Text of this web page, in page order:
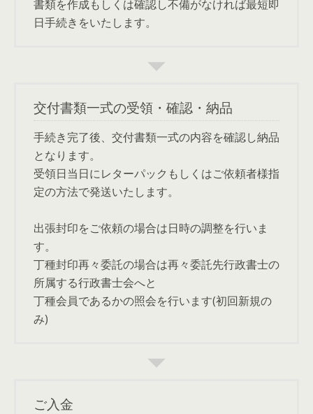
書類を作成もしくは確認し不備がなければ最短即
日手続きをいたします。
交付書類一式の受領・確認・納品
手続き完了後、交付書類一式の内容を確認し納品
となります。
受領日当日にレターパックもしくはご依頼者様指
定の方法で発送いたします。
出張封印をご依頼の場合は日時の調整を行いま
す。
丁種封印再々委託の場合は再々委託先行政書士の
所属する行政書士会へと
丁種会員であるかの照会を行います(初回新規の
み)
ご入金